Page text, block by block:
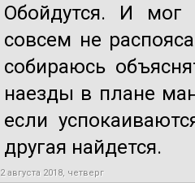
Обойдутся. И мог
совсем не
собираюсь
наезды в плане
если
другая найдется.
2 августа 2018, четверг